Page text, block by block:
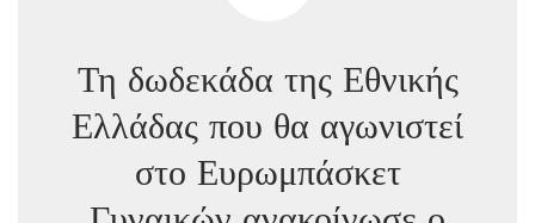
Τη δωδεκάδα της Εθνικής
Ελλάδας που θα αγωνιστεί
στο Ευρωμπάσκετ